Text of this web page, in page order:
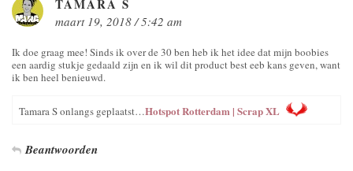
TAMARA S
maart 19, 2018 / 5:42 am
Ik doe graag mee! Sinds ik over de 30 ben heb ik het idee dat mijn boobies
een aardig stukje gedaald zijn en ik wil dit product best eeb kans geven, want
ik ben heel benieuwd.
Tamara S onlangs geplaatst…Hotspot Rotterdam | Scrap XL
Beantwoorden